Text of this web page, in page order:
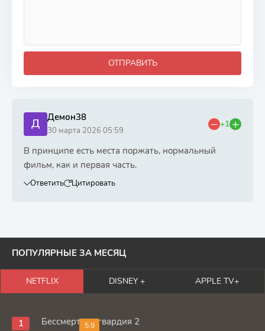
ОТПРАВИТЬ
Д Демон38
30 марта 2026 05:59
+1
В принципе есть места поржать, нормальный
фильм, как и первая часть.
Ответить Цитировать
ПОПУЛЯРНЫЕ ЗА МЕСЯЦ
NETFLIX DISNEY + APPLE TV+
5.9
Бессмертная гвардия 2